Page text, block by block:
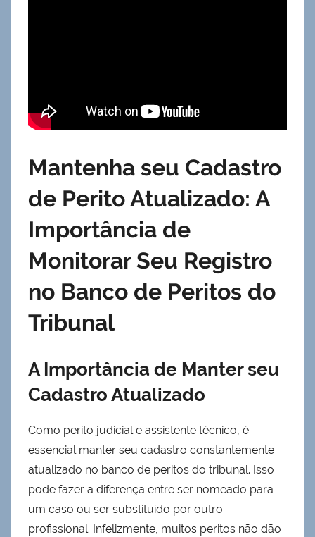
Mantenha seu Cadastro
de Perito Atualizado: A
Importância de
Monitorar Seu Registro
no Banco de Peritos do
Tribunal
A Importância de Manter seu
Cadastro Atualizado
Como perito judicial e assistente técnico, é
essencial manter seu cadastro constantemente
atualizado no banco de peritos do tribunal. Isso
pode fazer a diferença entre ser nomeado para
um caso ou ser substituído por outro
profissional. Infelizmente, muitos peritos não dão